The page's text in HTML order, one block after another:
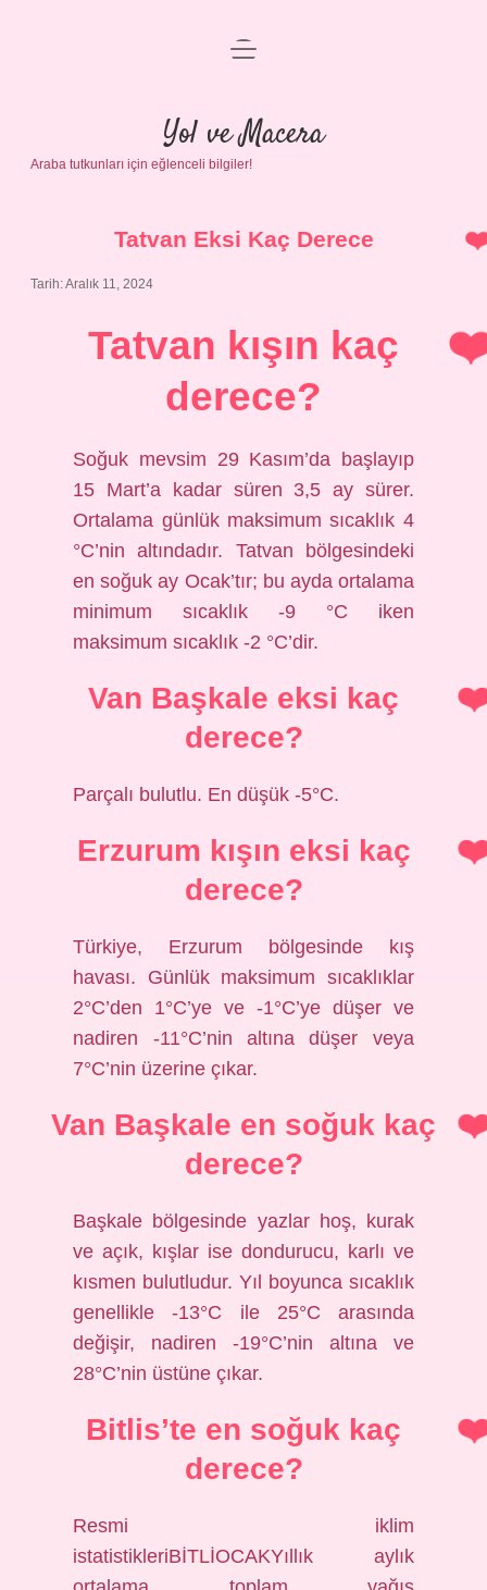
Anasayfa
Gizlilik Politikası
Yasal Uyarı
menüyü
Yol ve Macera
Araba tutkunları için eğlenceli bilgiler!
Tatvan Eksi Kaç Derece
Tarih: Aralık 11, 2024
Tatvan kışın kaç
derece?
Soğuk mevsim 29 Kasım’da başlayıp
15 Mart’a kadar süren 3,5 ay sürer.
Ortalama günlük maksimum sıcaklık 4
°C’nin altındadır. Tatvan bölgesindeki
en soğuk ay Ocak’tır; bu ayda ortalama
minimum sıcaklık -9 °C iken
maksimum sıcaklık -2 °C’dir.
Van Başkale eksi kaç
derece?
Parçalı bulutlu. En düşük -5°C.
Erzurum kışın eksi kaç
derece?
Türkiye, Erzurum bölgesinde kış
havası. Günlük maksimum sıcaklıklar
2°C’den 1°C’ye ve -1°C’ye düşer ve
nadiren -11°C’nin altına düşer veya
7°C’nin üzerine çıkar.
Van Başkale en soğuk kaç
derece?
Başkale bölgesinde yazlar hoş, kurak
ve açık, kışlar ise dondurucu, karlı ve
kısmen bulutludur. Yıl boyunca sıcaklık
genellikle -13°C ile 25°C arasında
değişir, nadiren -19°C’nin altına ve
28°C’nin üstüne çıkar.
Bitlis’te en soğuk kaç
derece?
Resmi iklim
istatistikleriBİTLİOCAKYıllık aylık